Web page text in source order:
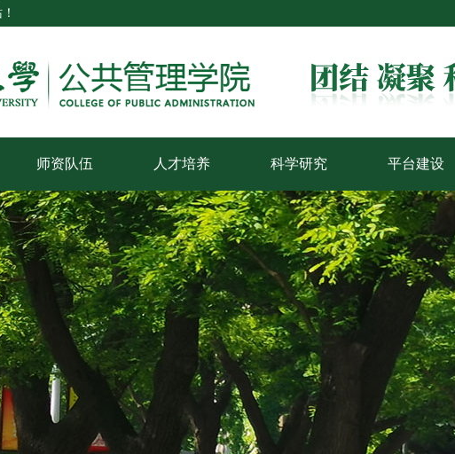
师资队伍 人才培养 科学研究 平台建设